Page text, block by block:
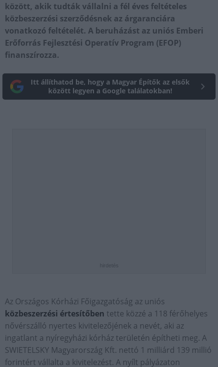
között, akik tudták vállalni a fél éves feltételes
közbeszerzési szerződésnek az árgaranciára
vonatkozó feltételét. A beruházást az uniós Emberi
Erőforrás Fejlesztési Operatív Program (EFOP)
finanszírozza.
Itt állíthatod be, hogy a Magyar Építők az elsők
között legyen a Google találatokban!
hirdetés
Az Országos Kórházi Főigazgatóság az uniós
közbeszerzési értesítőben tette közzé a 118 férőhelyes
nővérszálló nyertes kivitelezőjének a nevét, aki az
ingatlant a nyíregyházi kórház területén építheti meg. A
SWIETELSKY Magyarország Kft. nettó 1 milliárd 139 millió
forintért vállalta a kivitelezést. A nyílt pályázaton